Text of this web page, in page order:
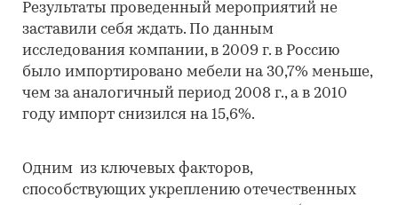
Результаты проведенный мероприятий не
заставили себя ждать. По данным
исследования компании, в 2009 г. в Россию
было импортировано мебели на 30,7% меньше,
чем за аналогичный период 2008 г., а в 2010
году импорт снизился на 15,6%.
Одним из ключевых факторов,
способствующих укреплению отечественных